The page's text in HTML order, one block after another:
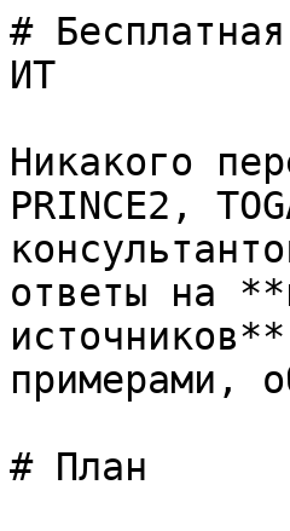
#
ИТ
Никакого
PRINCE2,
ответы на
примерами,
# План